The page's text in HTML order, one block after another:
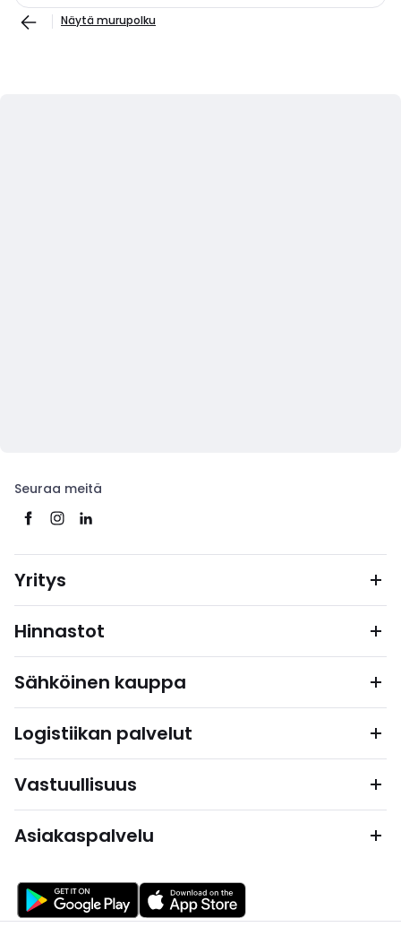
Näytä murupolku
Seuraa meitä
Yritys
Hinnastot
Sähköinen kauppa
Logistiikan palvelut
Vastuullisuus
Asiakaspalvelu